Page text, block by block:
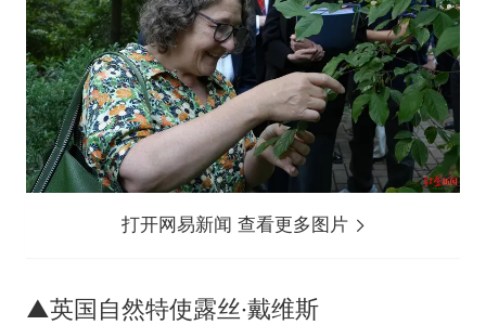
打开网易新闻 查看更多图片
▲英国自然特使露丝·戴维斯